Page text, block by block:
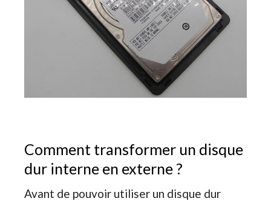
Comment transformer un disque
dur interne en externe ?
Avant de pouvoir utiliser un disque dur